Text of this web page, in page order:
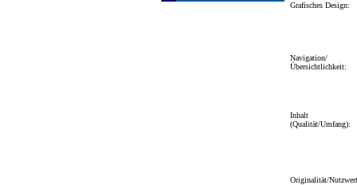
Grafisches Design:
Navigation/
Übersichtlichkeit:
Inhalt
(Qualität/Umfang):
Originalität/